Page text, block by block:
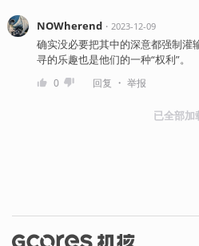
NOWherend ・ 2023-12-09
确实没必要把其中的深意都强制灌
寻的乐趣也是他们的一种“权利”。
0 回复 ・ 举报
已全部加